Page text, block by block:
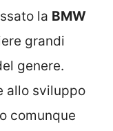
la BMW
grandi
genere.
allo sviluppo
comunque